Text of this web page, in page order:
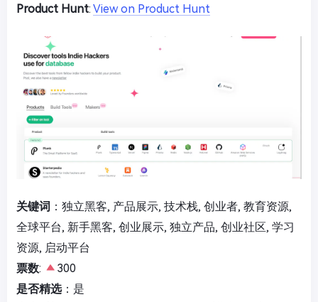
Product Hunt: View on Product Hunt
关键词 ：独立黑客, 产品展示, 技术栈, 创业者, 教育资源,
全球平台, 新手黑客, 创业展示, 独立产品, 创业社区, 学习
资源, 启动平台
票数:
300
是否精选：是